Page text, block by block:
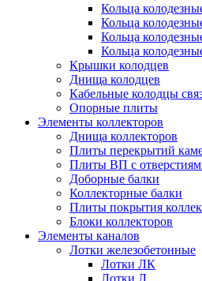
Кольца
Кольца
Кольца
Кольца
Крышки колодцев
Днища колодцев
Кабельные колодцы
Опорные плиты
Элементы коллекторов
Днища коллекторов
Плиты перекрытий
Плиты ВП с
Доборные балки
Коллекторные балки
Плиты покрытия
Блоки коллекторов
Элементы каналов
Лотки железобетонные
Лотки ЛК
Лотки Л